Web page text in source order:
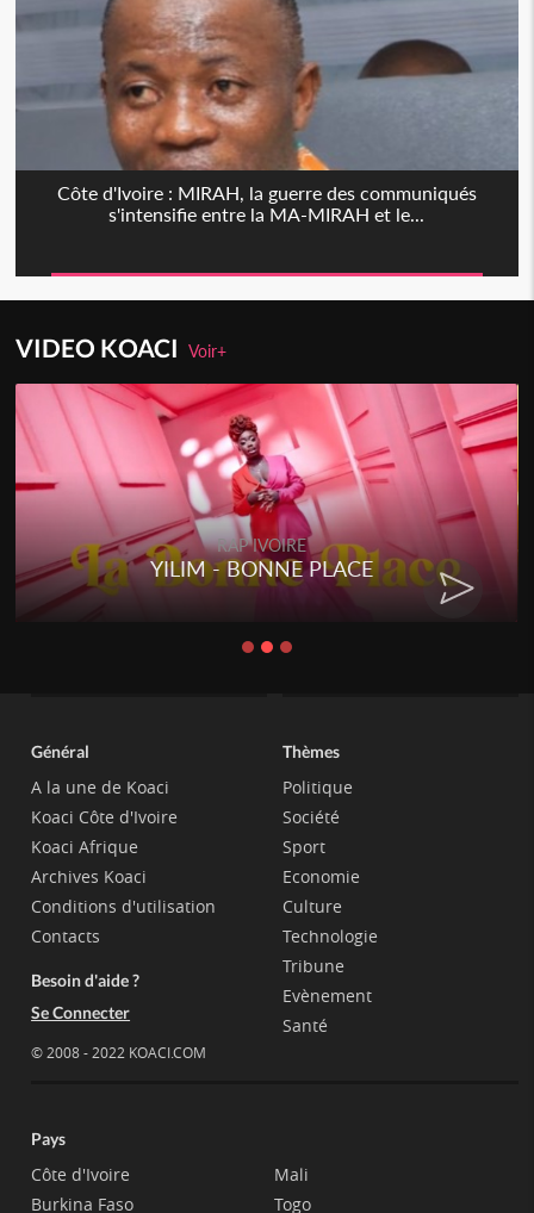
Côte d'Ivoire : MIRAH, la guerre des communiqués
s'intensifie entre la MA-MIRAH et le...
VIDEO KOACIVoir+
RAP IVOIRE
YILIM - BONNE PLACE
Général
A la une de Koaci
Koaci Côte d'Ivoire
Koaci Afrique
Archives Koaci
Conditions d'utilisation
Contacts
Besoin d'aide ?
Se Connecter
© 2008 - 2022 KOACI.COM
Thèmes
Politique
Société
Sport
Economie
Culture
Technologie
Tribune
Evènement
Santé
Pays
Côte d'Ivoire
Burkina Faso
Mali
Togo